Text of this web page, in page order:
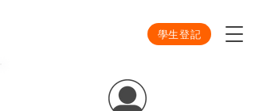
學生登記